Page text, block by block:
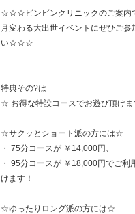
☆☆☆ビンビンクリニックのご案内
月変わる大出世イベントにぜひご参
い☆☆☆
特典その?は
☆ お得な特設コースでお遊び頂け
☆サクッとショート派の方には☆
・ 75分コースが ￥14,000円、
・ 95分コースが ￥18,000円でご利
けます！
☆ゆったりロング派の方には☆